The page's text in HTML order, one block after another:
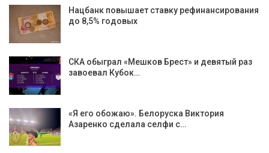
Нацбанк повышает ставку рефинансирования
до 8,5% годовых
СКА обыграл «Мешков Брест» и девятый раз
завоевал Кубок…
«Я его обожаю». Белоруска Виктория
Азаренко сделала селфи с…